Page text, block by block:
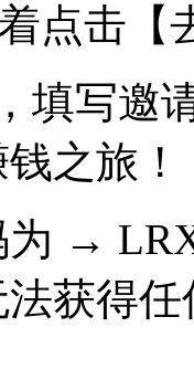
点击【
填写邀
之旅！
为 →
获得